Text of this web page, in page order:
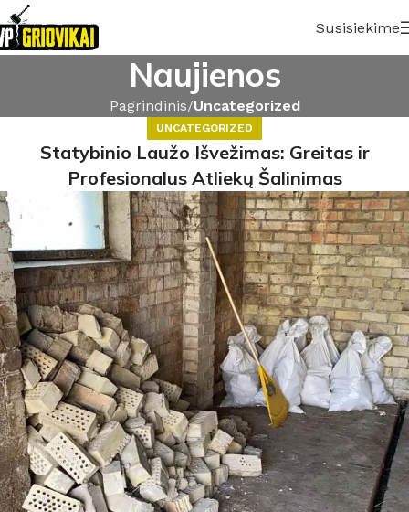
Susisiekime
Naujienos
Pagrindinis Uncategorized
UNCATEGORIZED
Statybinio Laužo Išvežimas: Greitas ir
Profesionalus Atliekų Šalinimas